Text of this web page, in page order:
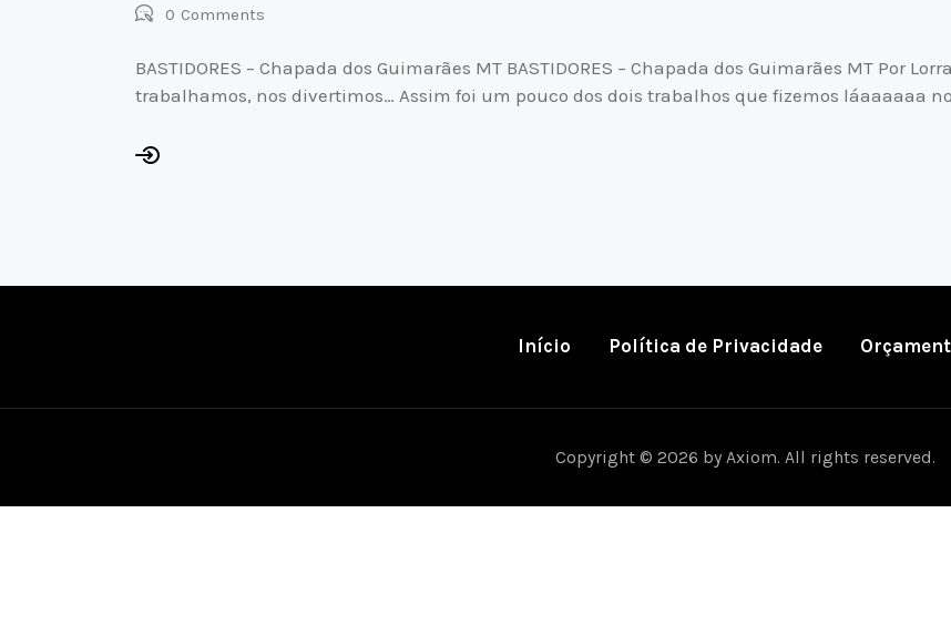
0 Comments
BASTIDORES – Chapada dos Guimarães MT BASTIDORES – Chapada dos Guimarães MT Por
trabalhamos, nos divertimos… Assim foi um pouco dos dois trabalhos que fizemos láaaaaaa
Início Política de Privacidade
Copyright © 2026 by Axiom. All rights reserved.